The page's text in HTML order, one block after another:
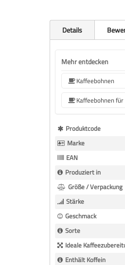
Details
Mehr entdecken
Kaffeebohnen
Mehr
Informationen
Produktcode
Marke
EAN
Produziert in
Größe / Verpackung
Stärke
Geschmack
Sorte
Ideale
Enthält Koffein